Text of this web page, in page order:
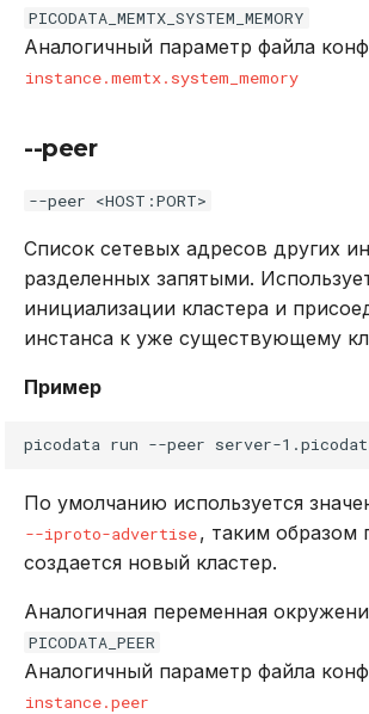
PICODATA_MEMTX_SYSTEM_MEMORY
Аналогичный параметр файла
instance.memtx.system_memory
--peer
--peer <HOST:PORT>
Список сетевых адресов других
разделенных запятыми.
инициализации кластера и
инстанса к уже существующему
Пример
picodata run --peer
По умолчанию используется
--iproto-advertise, таким образом
создается новый кластер.
Аналогичная переменная
PICODATA_PEER
Аналогичный параметр файла
instance.peer